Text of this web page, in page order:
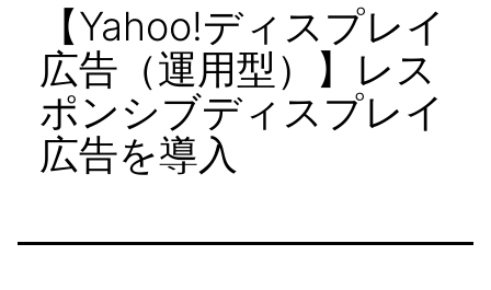
【Yahoo!ディスプレイ
広告（運用型）】レス
ポンシブディスプレイ
広告を導入